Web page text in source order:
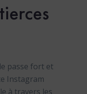
passe fort et
Instagram
à travers les